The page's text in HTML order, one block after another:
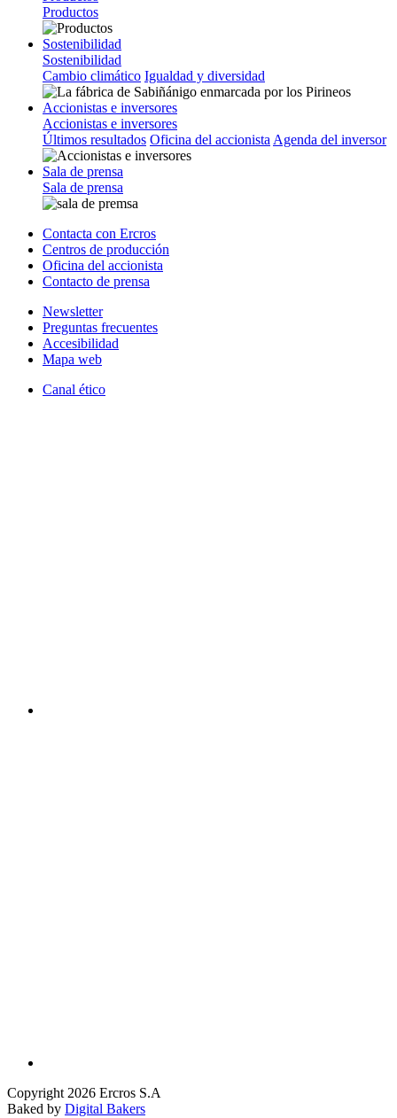
Productos
Sostenibilidad
Sostenibilidad
Cambio climático Igualdad y diversidad
Accionistas e inversores
Accionistas e inversores
Últimos resultados Oficina del accionista Agenda del inversor
Sala de prensa
Sala de prensa
Contacta con Ercros
Centros de producción
Oficina del accionista
Contacto de prensa
Newsletter
Preguntas frecuentes
Accesibilidad
Mapa web
Canal ético
Copyright 2026 Ercros S.A
Baked by Digital Bakers